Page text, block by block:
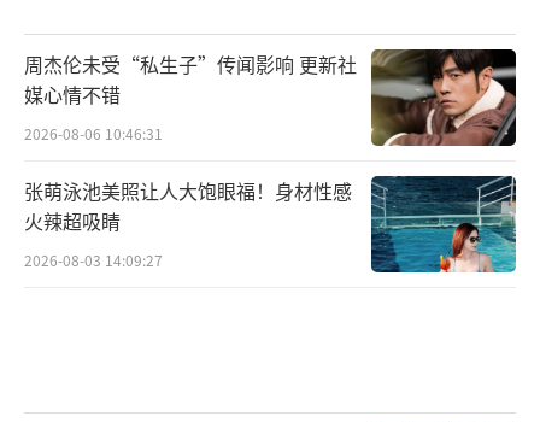
周杰伦未受“私生子”传闻影响 更新社
媒心情不错
2026-08-06 10:46:31
张萌泳池美照让人大饱眼福！身材性感
火辣超吸睛
2026-08-03 14:09:27